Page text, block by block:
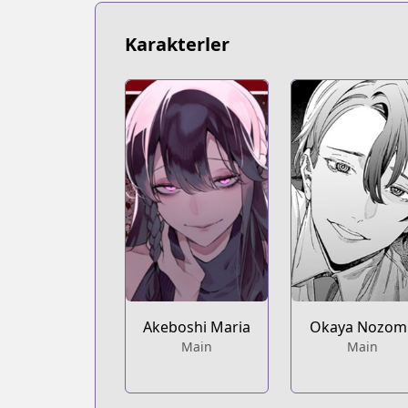
https://bookwalker.jp/series/430116
Tonari no Young Jump
Karakterler
Akeboshi Maria
Main
Okaya
Main